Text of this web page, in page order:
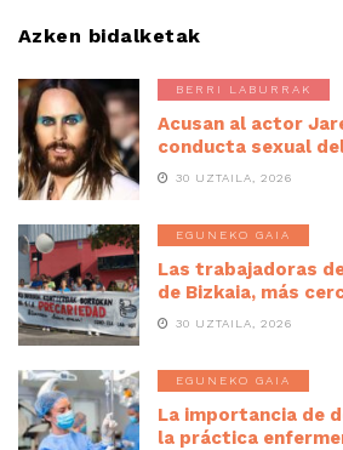
Azken bidalketak
BERRI LABURRAK
Acusan al actor
conducta sexual
30 UZTAILA, 2026
EGUNEKO GAIA
Las trabajadoras
de Bizkaia, más
30 UZTAILA, 2026
EGUNEKO GAIA
La importancia de
la práctica